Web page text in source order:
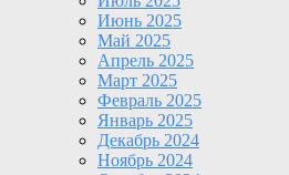
Июнь 2025
Май 2025
Апрель 2025
Март 2025
Февраль 2025
Январь 2025
Декабрь 2024
Ноябрь 2024